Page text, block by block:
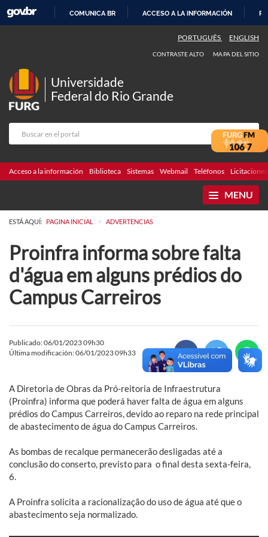
CONTENIDO
COMUNICA BR ACCESO A LA INFORMACIÓN
PORTUGUÊS ENGLISH
CONTRASTE ALTO MAPA DEL SITIO
Universidade
Federal do Rio Grande
Acceso a la información Biblioteca Sistemas Webmail Teléfonos Licitaciones
MENU
ESTÁ AQUÍ: PAGINA INICIAL > ADVERTENCIAS
Proinfra informa sobre falta
d'água em alguns prédios do
Campus Carreiros
Publicado: 06/01/2023 09h30
Última modificación: 06/01/2023 09h33
A Diretoria de Obras da Pró-reitoria de Infraestrutura
(Proinfra) informa que poderá haver falta de água em alguns
prédios do Campus Carreiros, devido ao reparo na rede principal
de abastecimento de água do Campus Carreiros.
As bombas de recalque permanecerão desligadas até a
conclusão do conserto, previsto para o final desta sexta-feira,
6.
A Proinfra solicita a racionalização do uso de água até que o
abastecimento seja normalizado.